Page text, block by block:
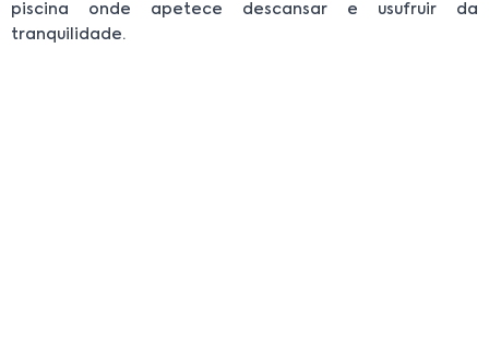
piscina onde apetece descansar e usufruir da
tranquilidade.